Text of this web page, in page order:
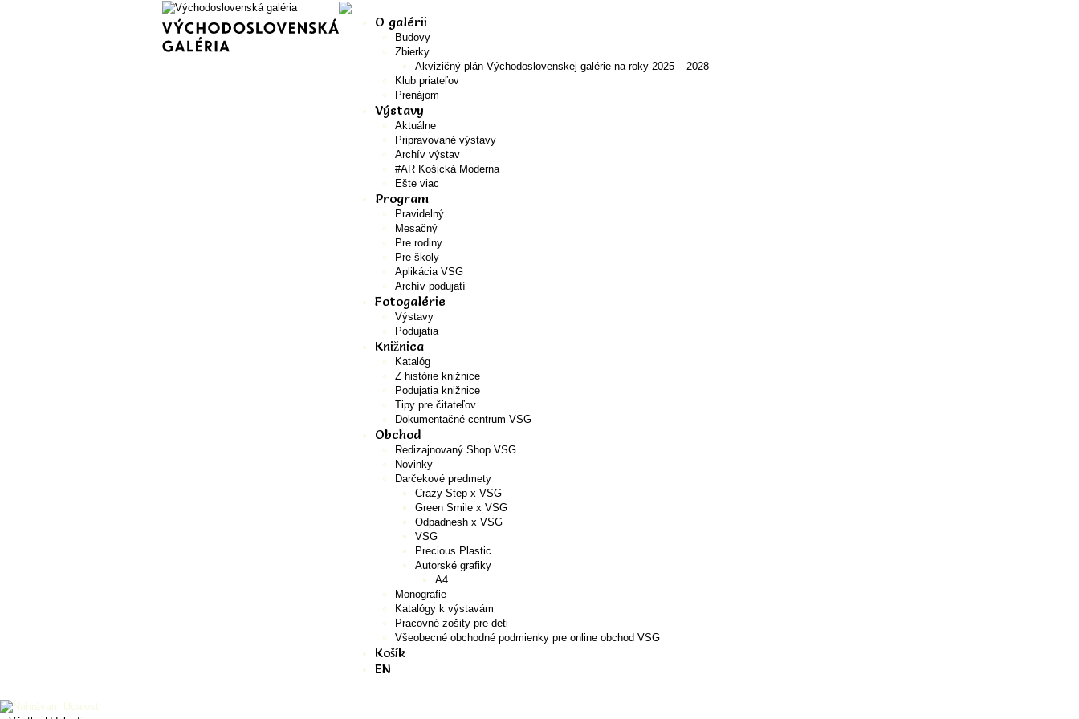
O galérii
Budovy
Zbierky
Akvizičný plán Východoslovenskej galérie na roky 2025 – 2028
Klub priateľov
Prenájom
Výstavy
Aktuálne
Pripravované výstavy
Archív výstav
#AR Košická Moderna
Ešte viac
Program
Pravidelný
Mesačný
Pre rodiny
Pre školy
Aplikácia VSG
Archív podujatí
Fotogalérie
Výstavy
Podujatia
Knižnica
Katalóg
Z histórie knižnice
Podujatia knižnice
Tipy pre čitateľov
Dokumentačné centrum VSG
Obchod
Redizajnovaný Shop VSG
Novinky
Darčekové predmety
Crazy Step x VSG
Green Smile x VSG
Odpadnesh x VSG
VSG
Precious Plastic
Autorské grafiky
A4
Monografie
Katalógy k výstavám
Pracovné zošity pre deti
Všeobecné obchodné podmienky pre online obchod VSG
Košík
EN